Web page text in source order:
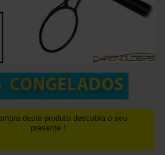
deste produto descubra o seu
presente !